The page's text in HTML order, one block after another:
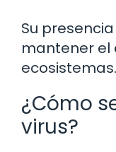
Su
mantener el
ecosistemas.
¿Cómo
virus?